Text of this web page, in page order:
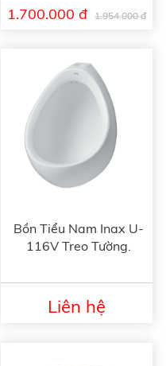
1.700.000 đ 1.954.000 đ
Bồn Tiểu Nam Inax U-
116V Treo Tường.
Liên hệ